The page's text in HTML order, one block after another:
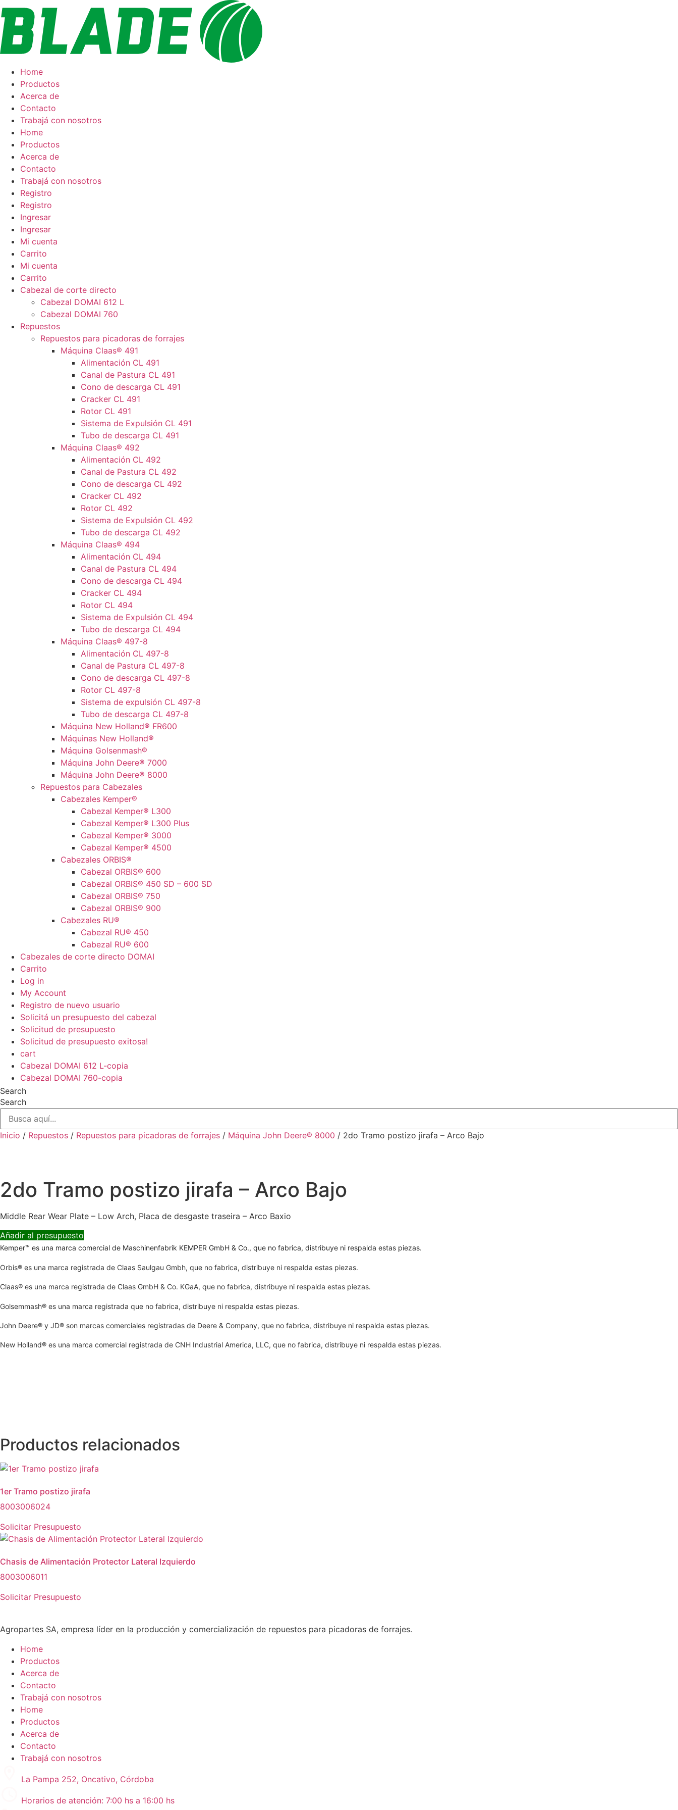
Ir
al
contenido
Home
Productos
Acerca de
Contacto
Trabajá con nosotros
Home
Productos
Acerca de
Contacto
Trabajá con nosotros
Registro
Registro
Ingresar
Ingresar
Mi cuenta
Carrito
Mi cuenta
Carrito
Cabezal de corte directo
Cabezal DOMAI 612 L
Cabezal DOMAI 760
Repuestos
Repuestos para picadoras de forrajes
Máquina Claas® 491
Alimentación CL 491
Canal de Pastura CL 491
Cono de descarga CL 491
Cracker CL 491
Rotor CL 491
Sistema de Expulsión CL 491
Tubo de descarga CL 491
Máquina Claas® 492
Alimentación CL 492
Canal de Pastura CL 492
Cono de descarga CL 492
Cracker CL 492
Rotor CL 492
Sistema de Expulsión CL 492
Tubo de descarga CL 492
Máquina Claas® 494
Alimentación CL 494
Canal de Pastura CL 494
Cono de descarga CL 494
Cracker CL 494
Rotor CL 494
Sistema de Expulsión CL 494
Tubo de descarga CL 494
Máquina Claas® 497-8
Alimentación CL 497-8
Canal de Pastura CL 497-8
Cono de descarga CL 497-8
Rotor CL 497-8
Sistema de expulsión CL 497-8
Tubo de descarga CL 497-8
Máquina New Holland® FR600
Máquinas New Holland®
Máquina Golsenmash®
Máquina John Deere® 7000
Máquina John Deere® 8000
Repuestos para Cabezales
Cabezales Kemper®
Cabezal Kemper® L300
Cabezal Kemper® L300 Plus
Cabezal Kemper® 3000
Cabezal Kemper® 4500
Cabezales ORBIS®
Cabezal ORBIS® 600
Cabezal ORBIS® 450 SD – 600 SD
Cabezal ORBIS® 750
Cabezal ORBIS® 900
Cabezales RU®
Cabezal RU® 450
Cabezal RU® 600
Cabezales de corte directo DOMAI
Carrito
Log in
My Account
Registro de nuevo usuario
Solicitá un presupuesto del cabezal
Solicitud de presupuesto
Solicitud de presupuesto exitosa!
cart
Cabezal DOMAI 612 L-copia
Cabezal DOMAI 760-copia
Search
Search
Inicio / Repuestos / Repuestos para picadoras de forrajes / Máquina John Deere® 8000 / 2do Tramo postizo jirafa – Arco Bajo
2do Tramo postizo jirafa – Arco Bajo
Middle Rear Wear Plate – Low Arch, Placa de desgaste traseira – Arco Baxio
Añadir al presupuesto
Kemper™ es una marca comercial de Maschinenfabrik KEMPER GmbH & Co., que no fabrica, distribuye ni respalda estas piezas.
Orbis® es una marca registrada de Claas Saulgau Gmbh, que no fabrica, distribuye ni respalda estas piezas.
Claas® es una marca registrada de Claas GmbH & Co. KGaA, que no fabrica, distribuye ni respalda estas piezas.
Golsemmash® es una marca registrada que no fabrica, distribuye ni respalda estas piezas.
John Deere® y JD® son marcas comerciales registradas de Deere & Company, que no fabrica, distribuye ni respalda estas piezas.
New Holland® es una marca comercial registrada de CNH Industrial America, LLC, que no fabrica, distribuye ni respalda estas piezas.
Productos relacionados
1er Tramo postizo jirafa
8003006024
Solicitar Presupuesto
Chasis de Alimentación Protector Lateral Izquierdo
8003006011
Solicitar Presupuesto
Agropartes SA, empresa líder en la producción y comercialización de repuestos para picadoras de forrajes.
Home
Productos
Acerca de
Contacto
Trabajá con nosotros
Home
Productos
Acerca de
Contacto
Trabajá con nosotros
La Pampa 252, Oncativo, Córdoba
Horarios de atención: 7:00 hs a 16:00 hs